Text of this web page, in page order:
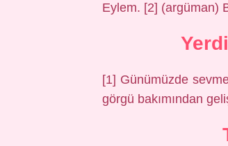
Eylem. [2] (argüman)
[1] Günümüzde
görgü bakımından